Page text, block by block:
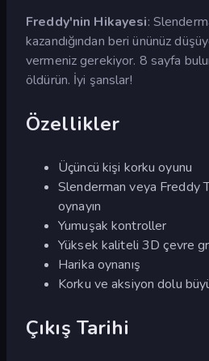
Freddy'nin Hikayesi:
kazandığından beri ününüz
vermeniz gerekiyor. 8 sayfa
öldürün. İyi şanslar!
Özellikler
Üçüncü kişi korku oyunu
Slenderman veya Freddy
oynayın
Yumuşak kontroller
Yüksek kaliteli 3D çevre
Harika oynanış
Korku ve aksiyon dolu
Çıkış Tarihi